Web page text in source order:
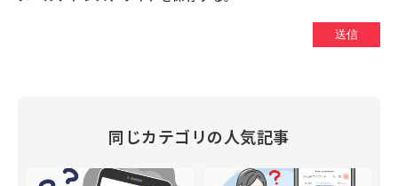
同じカテゴリの人気記事